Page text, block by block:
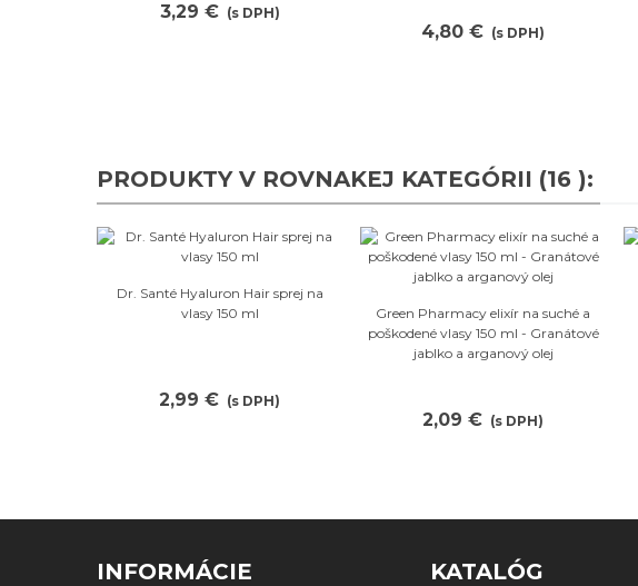
3,29 € (s DPH)
4,80 € (s DPH)
PRODUKTY V ROVNAKEJ KATEGÓRII (16 ):
Obľúbené
Dr. Santé Hyaluron Hair sprej na
vlasy 150 ml
2,99 € (s DPH)
Obľúbené
Green Pharmacy elixír na suché a
poškodené vlasy 150 ml - Granátové
jablko a arganový olej
2,09 € (s DPH)
INFORMÁCIE KATALÓG